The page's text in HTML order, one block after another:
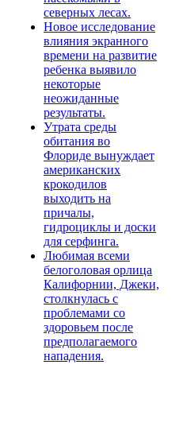
северных лесах.
Новое исследование
влияния экранного
времени на развитие
ребенка выявило
некоторые
неожиданные
результаты.
Утрата среды
обитания во
Флориде вынуждает
американских
крокодилов
выходить на
причалы,
гидроциклы и доски
для серфинга.
Любимая всеми
белоголовая орлица
Калифорнии, Джеки,
столкнулась с
проблемами со
здоровьем после
предполагаемого
нападения.